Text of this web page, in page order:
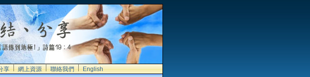
享 網上資源 聯絡我們 English